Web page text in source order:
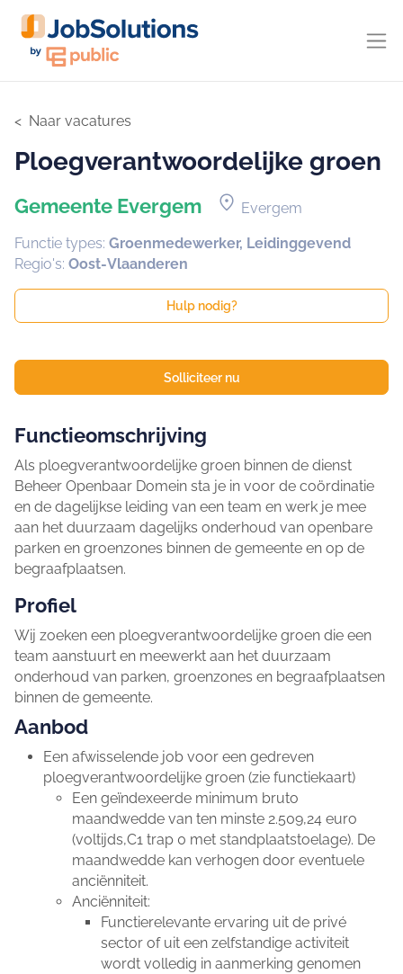
Naar vacatures
Ploegverantwoordelijke groen
Gemeente Evergem location_on Evergem
Functie types: Groenmedewerker, Leidinggevend
Regio's: Oost-Vlaanderen
Hulp nodig?
Solliciteer nu
Functieomschrijving
Als ploegverantwoordelijke groen binnen de dienst
Beheer Openbaar Domein sta je in voor de coördinatie
en de dagelijkse leiding van een team en werk je mee
aan het duurzaam dagelijks onderhoud van openbare
parken en groenzones binnen de gemeente en op de
begraafplaatsen.
Profiel
Wij zoeken een ploegverantwoordelijke groen die een
team aanstuurt en meewerkt aan het duurzaam
onderhoud van parken, groenzones en begraafplaatsen
binnen de gemeente.
Aanbod
Een afwisselende job voor een gedreven
ploegverantwoordelijke groen (zie functiekaart)
Een geïndexeerde minimum bruto
maandwedde van ten minste 2.509,24 euro
(voltijds,C1 trap 0 met standplaatstoelage). De
maandwedde kan verhogen door eventuele
anciënniteit.
Anciënniteit:
Functierelevante ervaring uit de privé
sector of uit een zelfstandige activiteit
wordt volledig in aanmerking genomen